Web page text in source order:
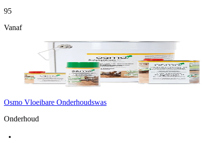
95
Vanaf
Osmo Vloeibare Onderhoudswas
Onderhoud